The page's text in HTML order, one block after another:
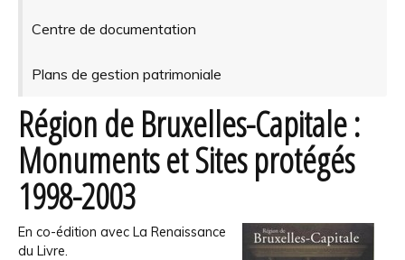
Centre de documentation
Plans de gestion patrimoniale
Région de Bruxelles-Capitale :
Monuments et Sites protégés
1998-2003
En co-édition avec La Renaissance
du Livre.